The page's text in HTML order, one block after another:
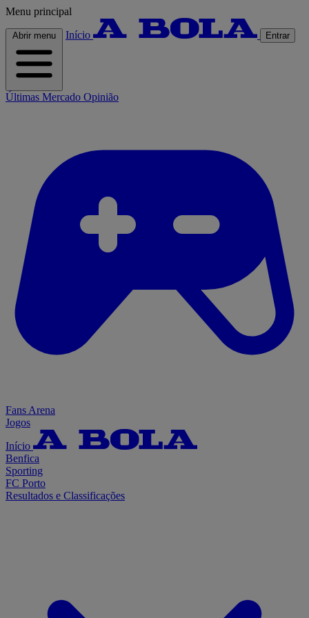
Menu principal
Abrir menu Início Entrar
Últimas Mercado Opinião
Fans Arena
Jogos
Início
Benfica
Sporting
FC Porto
Resultados e Classificações